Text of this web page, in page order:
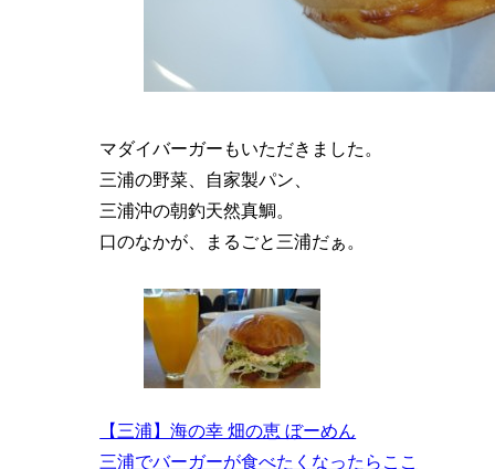
マダイバーガーもいただきました。
三浦の野菜、自家製パン、
三浦沖の朝釣天然真鯛。
口のなかが、まるごと三浦だぁ。
【三浦】海の幸 畑の恵 ぼーめん
三浦でバーガーが食べたくなったらここ